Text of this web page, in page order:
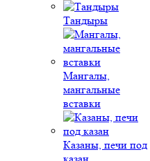
Тандыры
Мангалы,
мангальные
вставки
Казаны, печи под